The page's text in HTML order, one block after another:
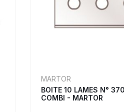
MARTOR
BOITE 10 LAMES N°
COMBI - MARTOR